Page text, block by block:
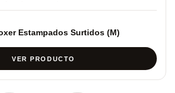
Estampados Surtidos (M)
VER PRODUCTO